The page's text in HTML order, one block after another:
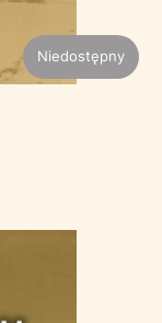
Niedostępny